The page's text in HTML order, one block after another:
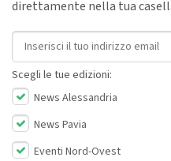
direttamente nella tua
Indirizzo email
Scegli le tue edizioni:
News Alessandria
News Pavia
Eventi Nord-Ovest